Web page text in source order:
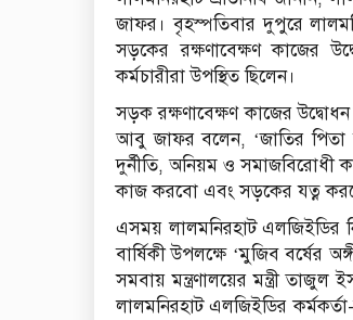
জাফর। বৃহস্পতিবার দুপুরে
সড়কের রক্ষণাবেক্ষণ কাজের
কর্মচারীরা উপস্থিত ছিলেন।
সড়ক রক্ষণাবেক্ষণ কাজের
আবু জাফর বলেন, ‘জাতির পিতা
দুর্নীতি, অনিয়ম ও সমাজবিরোধী
কাজ করবো এবং সড়কের যত্ন
এসময় লালমনিরহাট এলজিইডির
বার্ষিকী উপলক্ষে ‘মুজিব বর্ষের
সমবায় মন্ত্রণালয়ের মন্ত্রী তাজুল
লালমনিরহাট এলজিইডির